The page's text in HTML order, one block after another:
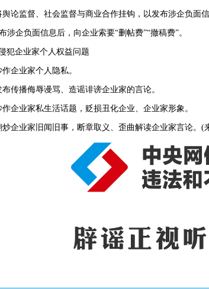
监督、社会监督与商业合作挂钩，以发布涉企负面信
企负面信息后，向企业索要“删帖费”“撤稿费”。
企业家个人权益问题
业家个人隐私。
播侮辱谩骂、造谣诽谤企业家的言论。
业家私生活话题，贬损丑化企业、企业家形象。
业家旧闻旧事，断章取义、歪曲解读企业家言论。(